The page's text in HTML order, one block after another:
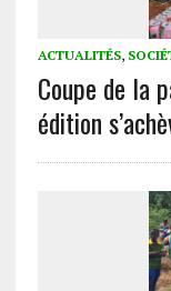
ACTUALITÉS,
Coupe de la
édition